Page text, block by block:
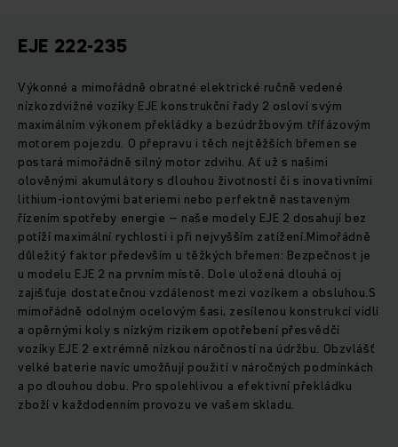
EJE 222-235
Výkonné a mimořádně obratné elektrické ručně vedené
nízkozdvižné vozíky EJE konstrukční řady 2 osloví svým
maximálním výkonem překládky a bezúdržbovým třífázovým
motorem pojezdu. O přepravu i těch nejtěžších břemen se
postará mimořádně silný motor zdvihu. Ať už s našimi
olověnými akumulátory s dlouhou životností či s inovativními
lithium-iontovými bateriemi nebo perfektně nastaveným
řízením spotřeby energie – naše modely EJE 2 dosahují bez
potíží maximální rychlosti i při nejvyšším zatížení.Mimořádně
důležitý faktor především u těžkých břemen: Bezpečnost je
u modelu EJE 2 na prvním místě. Dole uložená dlouhá oj
zajišťuje dostatečnou vzdálenost mezi vozíkem a obsluhou.S
mimořádně odolným ocelovým šasi, zesílenou konstrukcí vidlí
a opěrnými koly s nízkým rizikem opotřebení přesvědčí
vozíky EJE 2 extrémně nízkou náročností na údržbu. Obzvlášť
velké baterie navíc umožňují použití v náročných podmínkách
a po dlouhou dobu. Pro spolehlivou a efektivní překládku
zboží v každodenním provozu ve vašem skladu.